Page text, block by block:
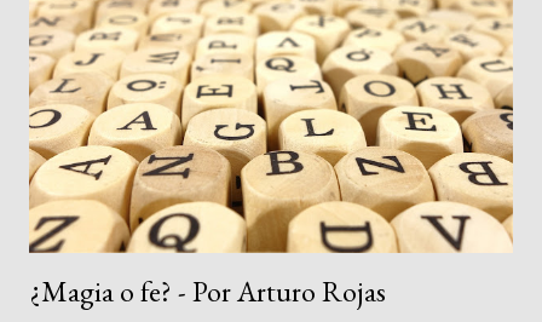
como lo es la intimidad, que es la fuente del auténtico
mejoramiento y enriquecimiento de la persona en todos los
demás frentes de su actividad y desempeño privado y público. A
propósito de lo privado, el derecho a la privacidad se superpone
y confunde con el también llamado “derecho a la intimidad”,
ambos consagrados en la...
¿Magia o fe? - Por Arturo Rojas